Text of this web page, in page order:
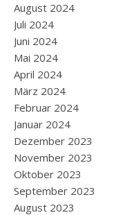
August 2024
Juli 2024
Juni 2024
Mai 2024
April 2024
März 2024
Februar 2024
Januar 2024
Dezember 2023
November 2023
Oktober 2023
September 2023
August 2023